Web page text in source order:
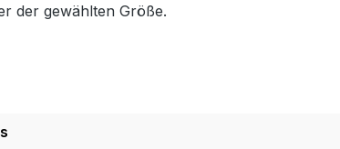
der gewählten Größe.